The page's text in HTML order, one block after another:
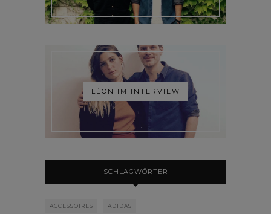
LÉON IM INTERVIEW
SCHLAGWÖRTER
ACCESSOIRES ADIDAS